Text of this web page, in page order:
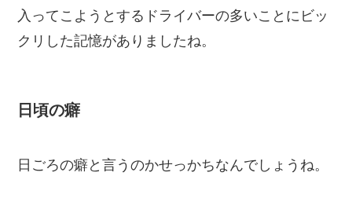
入ってこようとするドライバーの多いことにビッ
クリした記憶がありましたね。
日頃の癖
日ごろの癖と言うのかせっかちなんでしょうね。